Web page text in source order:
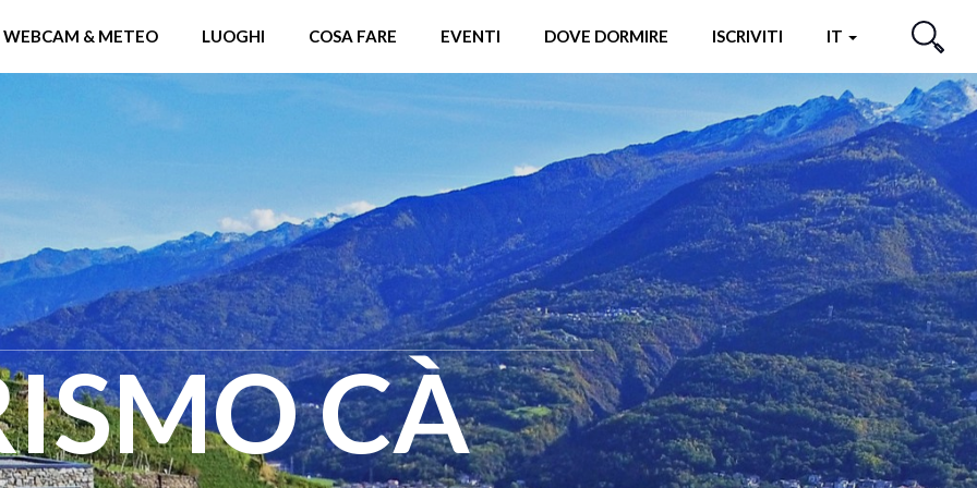
WEBCAM & METEO LUOGHI COSA FARE EVENTI DOVE DORMIRE ISCRIVITI IT
CERCA
CÀ